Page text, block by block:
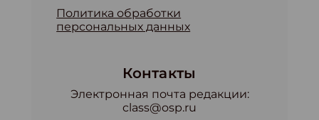
Политика обработки
персональных данных
Контакты
Электронная почта редакции:
class@osp.ru